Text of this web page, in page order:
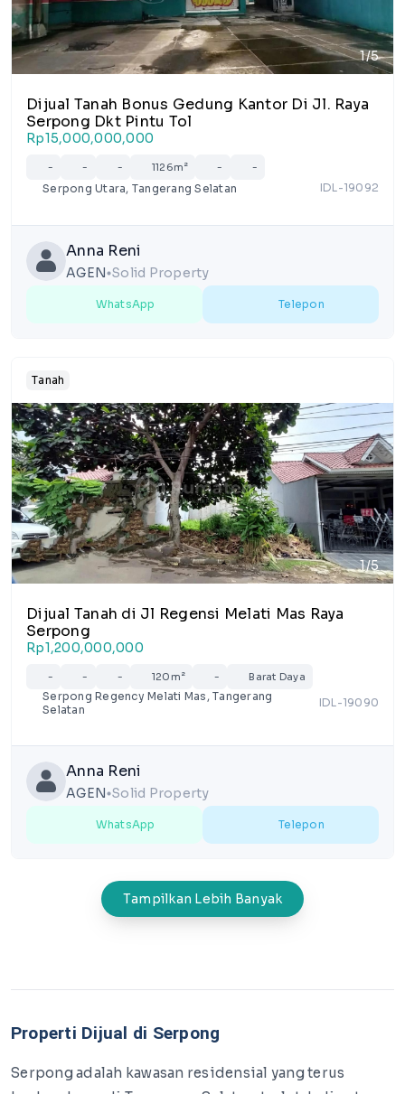
1/5
Dijual Tanah Bonus Gedung Kantor Di Jl. Raya
Serpong Dkt Pintu Tol
Rp15,000,000,000
- - - 1126m² - -
Serpong Utara, Tangerang Selatan IDL-19092
Anna Reni
AGEN lens Solid Property
WhatsApp Telepon
Tanah
1/5
Dijual Tanah di Jl Regensi Melati Mas Raya
Serpong
Rp1,200,000,000
- - - 120m² - Barat Daya
Serpong Regency Melati Mas, Tangerang
Selatan
IDL-19090
Anna Reni
AGEN lens Solid Property
WhatsApp Telepon
Tampilkan Lebih Banyak
Properti Dijual di Serpong
Serpong adalah kawasan residensial yang terus